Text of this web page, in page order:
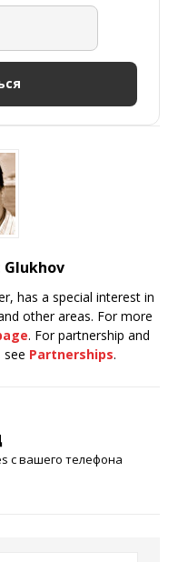
Glukhov
has a special interest in
other areas. For more
. For partnership and
see Partnerships.
с вашего телефона